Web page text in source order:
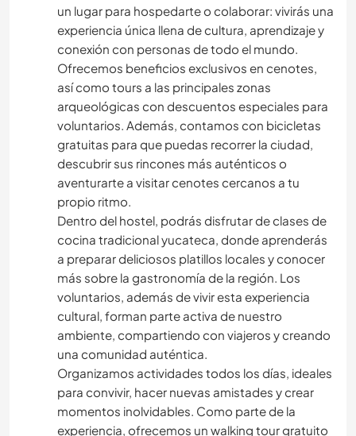
un lugar para hospedarte o colaborar: vivirás una
experiencia única llena de cultura, aprendizaje y
conexión con personas de todo el mundo.
Ofrecemos beneficios exclusivos en cenotes,
así como tours a las principales zonas
arqueológicas con descuentos especiales para
voluntarios. Además, contamos con bicicletas
gratuitas para que puedas recorrer la ciudad,
descubrir sus rincones más auténticos o
aventurarte a visitar cenotes cercanos a tu
propio ritmo.
Dentro del hostel, podrás disfrutar de clases de
cocina tradicional yucateca, donde aprenderás
a preparar deliciosos platillos locales y conocer
más sobre la gastronomía de la región. Los
voluntarios, además de vivir esta experiencia
cultural, forman parte activa de nuestro
ambiente, compartiendo con viajeros y creando
una comunidad auténtica.
Organizamos actividades todos los días, ideales
para convivir, hacer nuevas amistades y crear
momentos inolvidables. Como parte de la
experiencia, ofrecemos un walking tour gratuito